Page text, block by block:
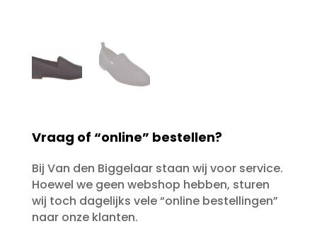
Vraag of “online” bestellen?
Bij Van den Biggelaar staan wij voor service.
Hoewel we geen webshop hebben, sturen
wij toch dagelijks vele “online bestellingen”
naar onze klanten.